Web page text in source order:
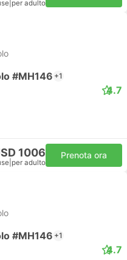
per adulto
#MH146 +1
4.7
1006
per adulto
Prenota ora
#MH146 +1
4.7